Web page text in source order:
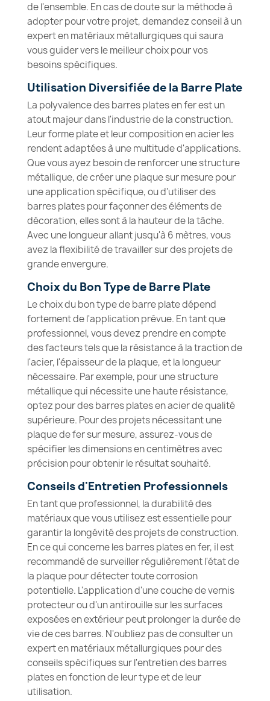
de l'ensemble. En cas de doute sur la méthode à
adopter pour votre projet, demandez conseil à un
expert en matériaux métallurgiques qui saura
vous guider vers le meilleur choix pour vos
besoins spécifiques.
Utilisation Diversifiée de la Barre Plate
La polyvalence des barres plates en fer est un
atout majeur dans l'industrie de la construction.
Leur forme plate et leur composition en acier les
rendent adaptées à une multitude d'applications.
Que vous ayez besoin de renforcer une structure
métallique, de créer une plaque sur mesure pour
une application spécifique, ou d'utiliser des
barres plates pour façonner des éléments de
décoration, elles sont à la hauteur de la tâche.
Avec une longueur allant jusqu'à 6 mètres, vous
avez la flexibilité de travailler sur des projets de
grande envergure.
Choix du Bon Type de Barre Plate
Le choix du bon type de barre plate dépend
fortement de l'application prévue. En tant que
professionnel, vous devez prendre en compte
des facteurs tels que la résistance à la traction de
l'acier, l'épaisseur de la plaque, et la longueur
nécessaire. Par exemple, pour une structure
métallique qui nécessite une haute résistance,
optez pour des barres plates en acier de qualité
supérieure. Pour des projets nécessitant une
plaque de fer sur mesure, assurez-vous de
spécifier les dimensions en centimètres avec
précision pour obtenir le résultat souhaité.
Conseils d'Entretien Professionnels
En tant que professionnel, la durabilité des
matériaux que vous utilisez est essentielle pour
garantir la longévité des projets de construction.
En ce qui concerne les barres plates en fer, il est
recommandé de surveiller régulièrement l'état de
la plaque pour détecter toute corrosion
potentielle. L'application d'une couche de vernis
protecteur ou d'un antirouille sur les surfaces
exposées en extérieur peut prolonger la durée de
vie de ces barres. N'oubliez pas de consulter un
expert en matériaux métallurgiques pour des
conseils spécifiques sur l'entretien des barres
plates en fonction de leur type et de leur
utilisation.